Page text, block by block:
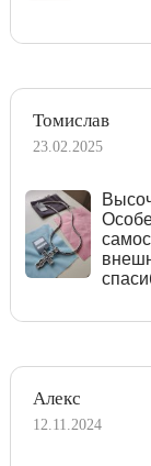
Томислав
23.02.2025
Алекс
12.11.2024